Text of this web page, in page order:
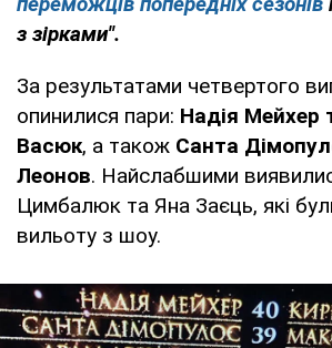
з зірками".
За результатами четвертого
опинилися пари: Надія Мейхер
Васюк, а також Санта
Леонов. Найслабшими
Цимбалюк та Яна Заєць, які
вильоту з шоу.